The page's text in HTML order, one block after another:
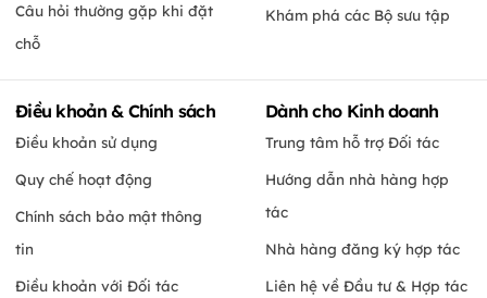
Câu hỏi thường gặp khi đặt
chỗ
Khám phá các Bộ sưu tập
Điều khoản & Chính sách
Điều khoản sử dụng
Quy chế hoạt động
Chính sách bảo mật thông
tin
Điều khoản với Đối tác
Dành cho Kinh doanh
Trung tâm hỗ trợ Đối tác
Hướng dẫn nhà hàng hợp
tác
Nhà hàng đăng ký hợp tác
Liên hệ về Đầu tư & Hợp tác